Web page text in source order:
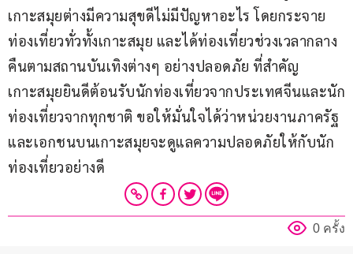
เกาะสมุยต่างมีความสุขดีไม่มีปัญหาอะไร โดยกระจาย
ท่องเที่ยวทั่วทั้งเกาะสมุย และได้ท่องเที่ยวช่วงเวลากลาง
คืนตามสถานบันเทิงต่างๆ อย่างปลอดภัย ที่สำคัญ
เกาะสมุยยินดีต้อนรับนักท่องเที่ยวจากประเทศจีนและนัก
ท่องเที่ยวจากทุกชาติ ขอให้มั่นใจได้ว่าหน่วยงานภาครัฐ
และเอกชนบนเกาะสมุยจะดูแลความปลอดภัยให้กับนัก
ท่องเที่ยวอย่างดี
0 ครั้ง